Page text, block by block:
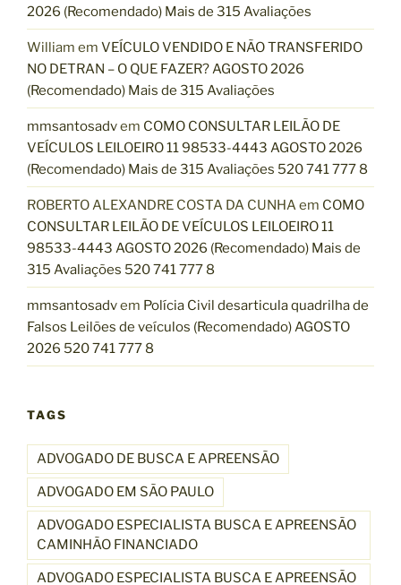
2026 (Recomendado) Mais de 315 Avaliações
William em VEÍCULO VENDIDO E NÃO TRANSFERIDO
NO DETRAN – O QUE FAZER? AGOSTO 2026
(Recomendado) Mais de 315 Avaliações
mmsantosadvem COMO CONSULTAR LEILÃO DE
VEÍCULOS LEILOEIRO 11 98533-4443 AGOSTO 2026
(Recomendado) Mais de 315 Avaliações 520 741 777 8
ROBERTO ALEXANDRE COSTA DA CUNHAem COMO
CONSULTAR LEILÃO DE VEÍCULOS LEILOEIRO 11
98533-4443 AGOSTO 2026 (Recomendado) Mais de
315 Avaliações 520 741 777 8
mmsantosadvem Polícia Civil desarticula quadrilha de
Falsos Leilões de veículos (Recomendado) AGOSTO
2026 520 741 777 8
TAGS
ADVOGADO DE BUSCA E APREENSÃO
ADVOGADO EM SÃO PAULO
ADVOGADO ESPECIALISTA BUSCA E APREENSÃO
CAMINHÃO FINANCIADO
ADVOGADO ESPECIALISTA BUSCA E APREENSÃO